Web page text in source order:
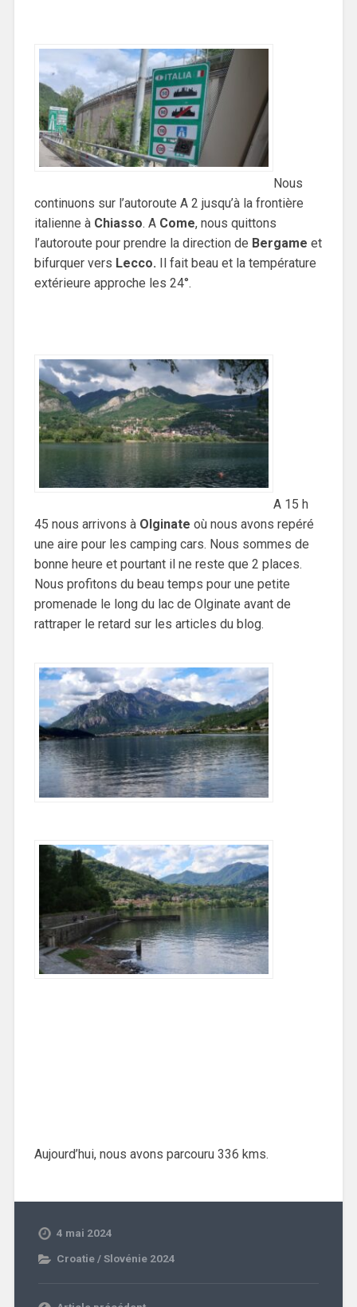
Nous
continuons sur l’autoroute A 2 jusqu’à la frontière
italienne à Chiasso. A Come, nous quittons
l’autoroute pour prendre la direction de Bergame et
bifurquer vers Lecco. Il fait beau et la température
extérieure approche les 24°.
A 15 h
45 nous arrivons à Olginate où nous avons repéré
une aire pour les camping cars. Nous sommes de
bonne heure et pourtant il ne reste que 2 places.
Nous profitons du beau temps pour une petite
promenade le long du lac de Olginate avant de
rattraper le retard sur les articles du blog.
Aujourd’hui, nous avons parcouru 336 kms.
4 mai 2024
Croatie / Slovénie 2024